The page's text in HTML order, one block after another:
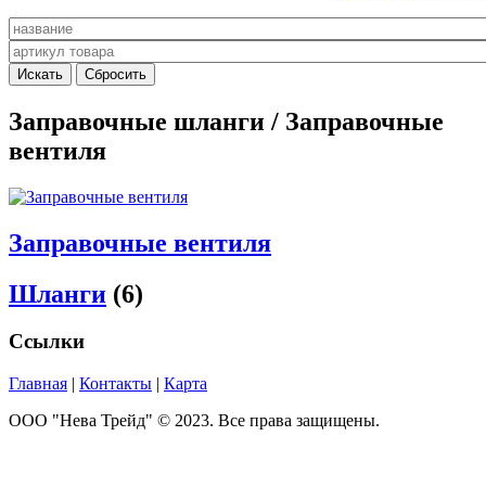
Заправочные шланги / Заправочные
вентиля
Заправочные вентиля
Шланги (6)
Ссылки
Главная | Контакты | Карта
ООО "Нева Трейд" © 2023. Все права защищены.